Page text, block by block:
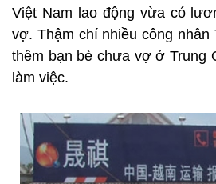
Việt Nam lao động vừa có
vợ. Thậm chí nhiều công nhân
thêm bạn bè chưa vợ ở Trung
làm việc.